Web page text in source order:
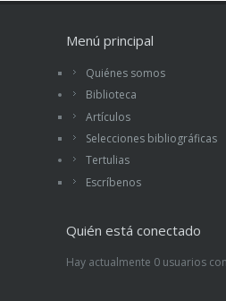
Menú principal
Quiénes somos
Biblioteca
Artículos
Selecciones bibliográficas
Tertulias
Escríbenos
Quién está conectado
Hay actualmente 0 usuarios